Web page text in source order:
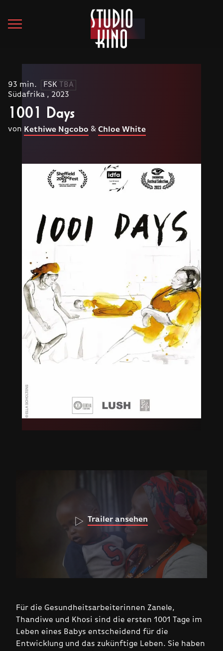
93 min. FSK
TBA
Südafrika , 2023
1001 Days
von Kethiwe Ngcobo & Chloe White
Trailer ansehen
Für die Gesundheitsarbeiterinnen Zanele,
Thandiwe und Khosi sind die ersten 1001 Tage im
Leben eines Babys entscheidend für die
Entwicklung und das zukünftige Leben. Sie haben